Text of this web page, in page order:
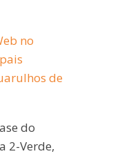
no
de
do
2-Verde,